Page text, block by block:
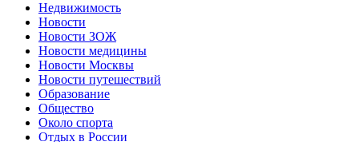
Недвижимость
Новости
Новости ЗОЖ
Новости медицины
Новости Москвы
Новости путешествий
Образование
Общество
Около спорта
Отдых в России